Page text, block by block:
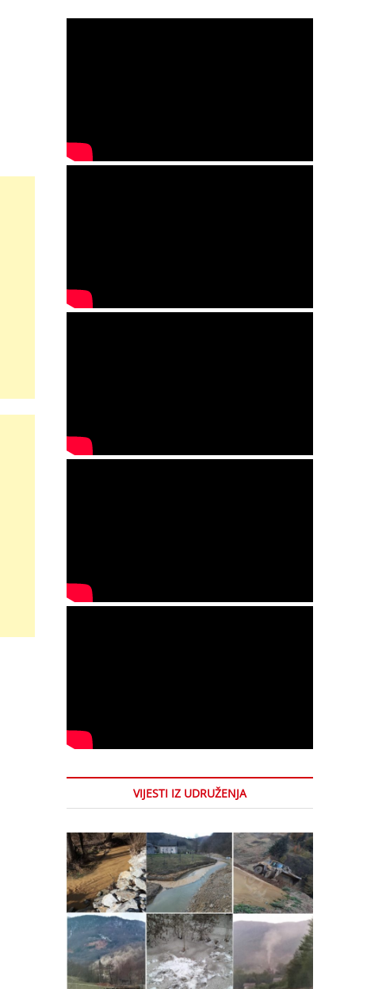
VIJESTI IZ UDRUŽENJA